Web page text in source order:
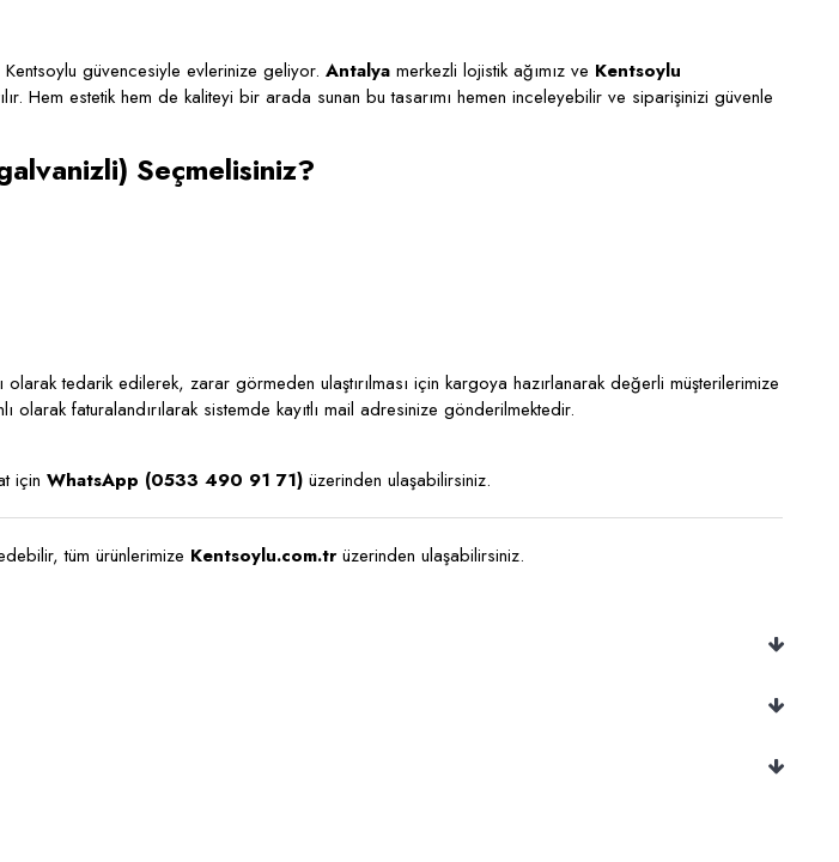
Kentsoylu güvencesiyle evlerinize geliyor. Antalya merkezli lojistik ağımız ve Kentsoylu
Hem estetik hem de kaliteyi bir arada sunan bu tasarımı hemen inceleyebilir ve siparişinizi güvenle
Seçmelisiniz?
tedarik edilerek, zarar görmeden ulaştırılması için kargoya hazırlanarak değerli müşterilerimize
olarak faturalandırılarak sistemde kayıtlı mail adresinize gönderilmektedir.
için WhatsApp (0533 490 91 71) üzerinden ulaşabilirsiniz.
tüm ürünlerimize Kentsoylu.com.trüzerinden ulaşabilirsiniz.